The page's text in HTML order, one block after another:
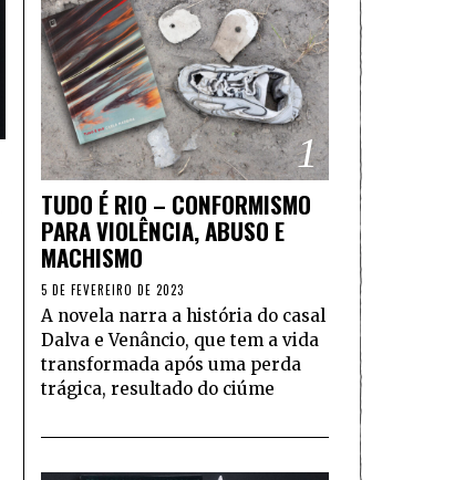
1
TUDO É RIO – CONFORMISMO
PARA VIOLÊNCIA, ABUSO E
MACHISMO
5 DE FEVEREIRO DE 2023
A novela narra a história do casal
Dalva e Venâncio, que tem a vida
transformada após uma perda
trágica, resultado do ciúme